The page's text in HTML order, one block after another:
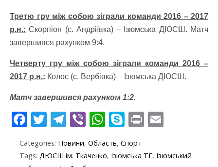
Третю гру між собою зіграли команди 2016 – 2017
р.н.: Скорпіон (с. Андріївка) – Ізюмська ДЮСШ. Матч
завершився рахунком 9:4.
Четверту гру між собою зіграли команди 2016 –
2017 р.н.: Колос (с. Вербівка) – Ізюмська ДЮСШ.
Матч завершився рахунком 1:2.
F
e
T
itt
T
e
Vi
er
W
at
S
y
Pr
t ai
Categories: Новини, Область, Спорт
Tags: ДЮСШ ім. Ткаченко, Ізюмська ТГ, Ізюмський